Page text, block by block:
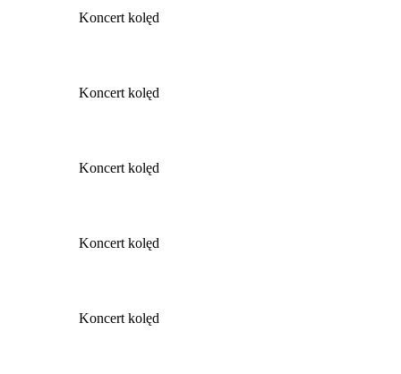
Koncert kolęd
Koncert kolęd
Koncert kolęd
Koncert kolęd
Koncert kolęd